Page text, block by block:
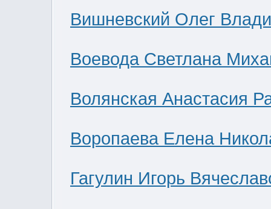
Вишневский Олег
Воевода Светлана
Волянская Анастасия
Воропаева Елена
Гагулин Игорь